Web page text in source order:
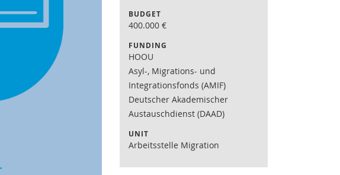
BUDGET
400.000 €
FUNDING
HOOU
Asyl-, Migrations- und
Integrationsfonds (AMIF)
Deutscher Akademischer
Austauschdienst (DAAD)
UNIT
Arbeitsstelle Migration